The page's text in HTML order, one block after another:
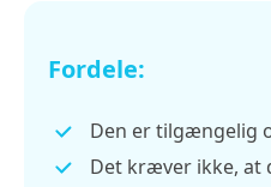
Fordele:
Den er tilgængelig
Det kræver ikke, at